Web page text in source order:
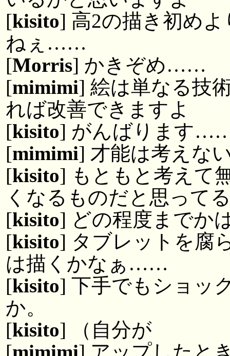
[kisito] 高2の描き初め
ねぇ……
[Morris] かきぞめ……
[mimimi] 絵は単なる技
れば改善できますよ
[kisito] がんばります
[mimimi] 才能は考えな
[kisito] もともと考えて
くなるものだと思って
[kisito] どの程度までか
[kisito] タブレットを腐
は描くかなぁ……
[kisito] 下手でもショッ
か。
[kisito] （自分が
[mimimi] アップしたと